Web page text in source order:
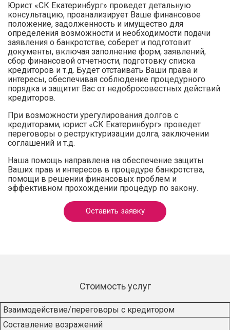
Юрист «СК Екатеринбург» проведет детальную
консультацию, проанализирует Ваше финансовое
положение, задолженность и имущество для
определения возможности и необходимости подачи
заявления о банкротстве, соберет и подготовит
документы, включая заполнение форм, заявлений,
сбор финансовой отчетности, подготовку списка
кредиторов и т.д. Будет отстаивать Ваши права и
интересы, обеспечивая соблюдение процедурного
порядка и защитит Вас от недобросовестных действий
кредиторов.
При возможности урегулирования долгов с
кредиторами, юрист «СК Екатеринбург» проведет
переговоры о реструктуризации долга, заключении
соглашений и т.д.
Наша помощь направлена на обеспечение защиты
Ваших прав и интересов в процедуре банкротства,
помощи в решении финансовых проблем и
эффективном прохождении процедур по закону.
Оставить заявку
Стоимость услуг
Взаимодействие/переговоры с кредитором
Составление возражений